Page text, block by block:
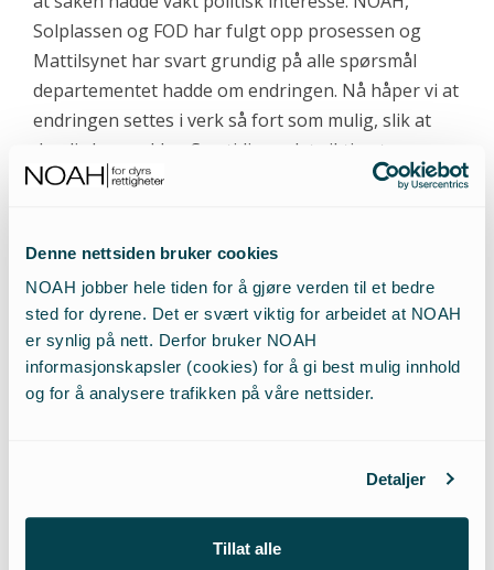
Denne nettsiden bruker cookies
NOAH jobber hele tiden for å gjøre verden til et bedre
sted for dyrene. Det er svært viktig for arbeidet at NOAH
er synlig på nett. Derfor bruker NOAH
informasjonskapsler (cookies) for å gi best mulig innhold
og for å analysere trafikken på våre nettsider.
Detaljer
Tillat alle
Solplassen og FOD har fulgt opp prosessen og
Mattilsynet har svart grundig på alle spørsmål
departementet hadde om endringen. Nå håper vi at
endringen settes i verk så fort som mulig, slik at
dyreliv kan reddes. Samtidig er det viktig at man
politisk også støtter opp om de frivillige
De Grønne støtter også dette kravet:
styrke den frivillige innsatsen som er nødvendig for
at dette skal skje i praksis. Vi ønsker mer
informasjon til dyreeiere og mer forutsigbarhet og